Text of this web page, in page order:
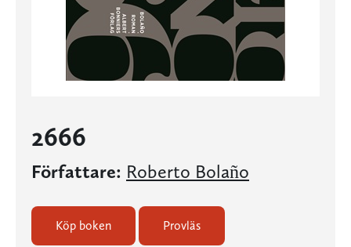
2666
Författare: Roberto Bolaño
Köp boken Provläs